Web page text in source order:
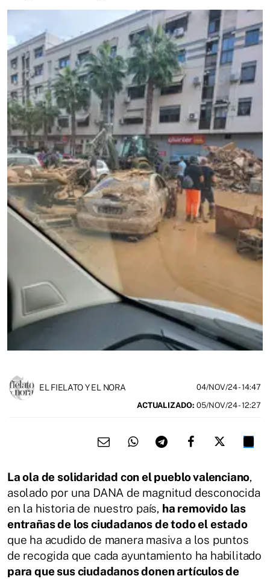
EL FIELATO Y EL NORA 04/NOV/24- 14:47
ACTUALIZADO: 05/NOV/24 - 12:27
La ola de solidaridad con el pueblo valenciano,
asolado por una DANA de magnitud desconocida
en la historia de nuestro país, ha removido las
entrañas de los ciudadanos de todo el estado
que ha acudido de manera masiva a los puntos
de recogida que cada ayuntamiento ha habilitado
para que sus ciudadanos donen artículos de